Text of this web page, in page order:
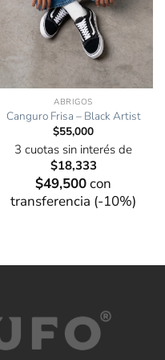
ABRIGOS
Canguro Frisa – Black Artist
$55,000
3 cuotas sin interés de
$18,333
$49,500con
transferencia (-10%)